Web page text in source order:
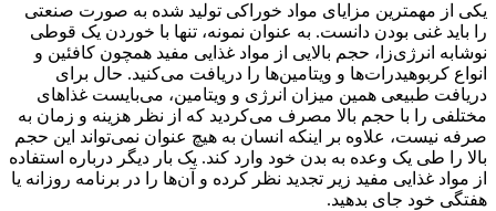
یکی از مهمترین مزایای مواد خوراکی تولید شده به صورت صنعتی
را باید غنی بودن دانست. به عنوان نمونه، تنها با خوردن یک قوطی
نوشابه انرژی‌زا، حجم بالایی از مواد غذایی مفید همچون کافئین و
انواع کربوهیدرات‌ها و ویتامین‌ها را دریافت می‌کنید. حال برای
دریافت طبیعی همین میزان انرژی و ویتامین، می‌بایست غذاهای
مختلفی را با حجم بالا مصرف می‌کردید که از نظر هزینه و زمان به
صرفه نیست، علاوه بر اینکه انسان به هیچ عنوان نمی‌تواند این حجم
بالا را طی یک وعده به بدن خود وارد کند. یک بار دیگر درباره استفاده
از مواد غذایی مفید زیر تجدید نظر کرده و آن‌ها را در برنامه روزانه یا
هفتگی خود جای بدهید.